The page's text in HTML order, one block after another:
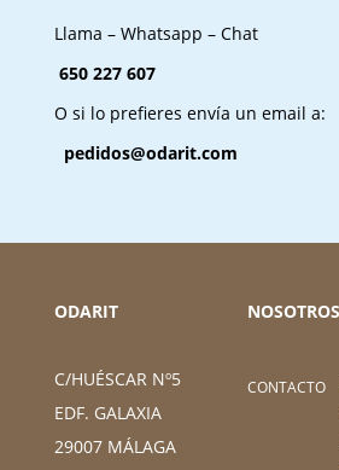
Llama – Whatsapp – Chat
650 227 607
O si lo prefieres envía un email a:
pedidos@odarit.com
ODARIT
C/HUÉSCAR Nº5
EDF. GALAXIA
29007 MÁLAGA
NOSOTROS
CONTACTO